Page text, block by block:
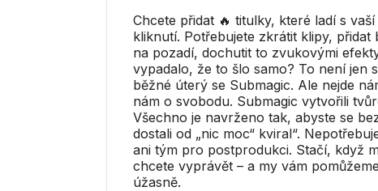
Chcete přidat 🔥 titulky, které ladí s
kliknutí. Potřebujete zkrátit klipy,
na pozadí, dochutit to zvukovými
vypadalo, že to šlo samo? To není jen
běžné úterý se Submagic. Ale nejde
nám o svobodu. Submagic vytvořili
Všechno je navrženo tak, abyste se
dostali od „nic moc“ kviral“.
ani tým pro postprodukci. Stačí, když
chcete vyprávět – a my vám
úžasně.